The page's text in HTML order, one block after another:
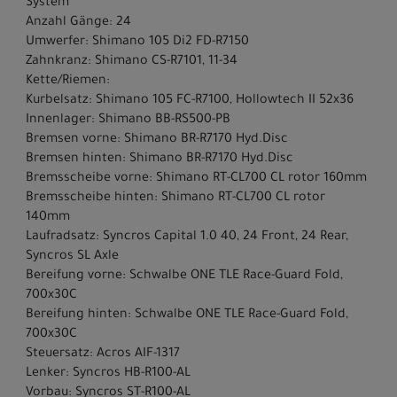
System
Anzahl Gänge: 24
Umwerfer: Shimano 105 Di2 FD-R7150
Zahnkranz: Shimano CS-R7101, 11-34
Kette/Riemen:
Kurbelsatz: Shimano 105 FC-R7100, Hollowtech II 52x36
Innenlager: Shimano BB-RS500-PB
Bremsen vorne: Shimano BR-R7170 Hyd.Disc
Bremsen hinten: Shimano BR-R7170 Hyd.Disc
Bremsscheibe vorne: Shimano RT-CL700 CL rotor 160mm
Bremsscheibe hinten: Shimano RT-CL700 CL rotor
140mm
Laufradsatz: Syncros Capital 1.0 40, 24 Front, 24 Rear,
Syncros SL Axle
Bereifung vorne: Schwalbe ONE TLE Race-Guard Fold,
700x30C
Bereifung hinten: Schwalbe ONE TLE Race-Guard Fold,
700x30C
Steuersatz: Acros AIF-1317
Lenker: Syncros HB-R100-AL
Vorbau: Syncros ST-R100-AL